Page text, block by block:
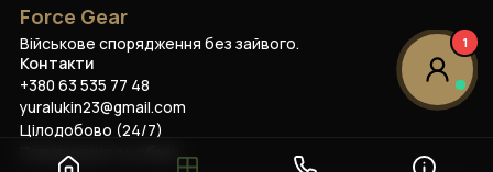
Force Gear
Військове спорядження без зайвого.
Контакти
+380 63 535 77 48
yuralukin23@gmail.com
Цілодобово (24/7)
Повернення та обмін
1